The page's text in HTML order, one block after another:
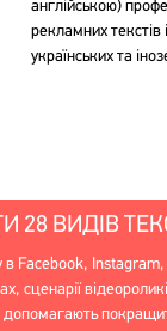
англійською)
рекламних текстів
українських та
28 ВИДІВ
в Facebook,
сценарії
допомагають